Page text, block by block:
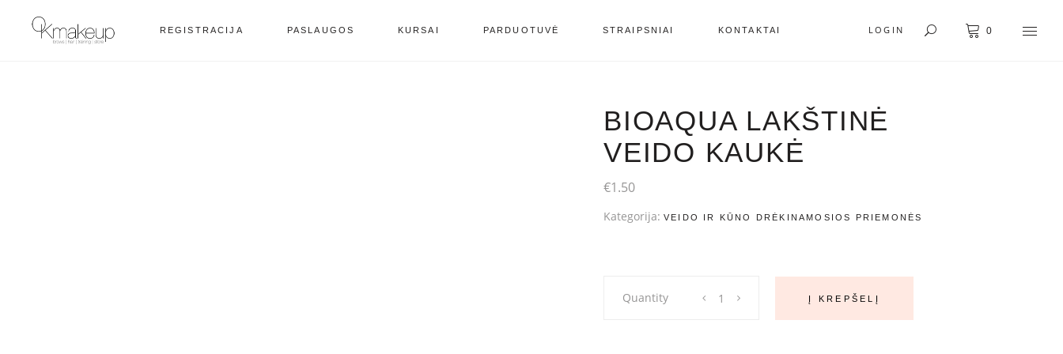
REGISTRACIJA PASLAUGOS KURSAI PARDUOTUVĖ STRAIPSNIAI KONTAKTAI LOGIN 0
BIOAQUA LAKŠTINĖ
VEIDO KAUKĖ
€1.50
Kategorija: VEIDO IR KŪNO DRĖKINAMOSIOS PRIEMONĖS
lakštinė
Quantity Į KREPŠELĮ